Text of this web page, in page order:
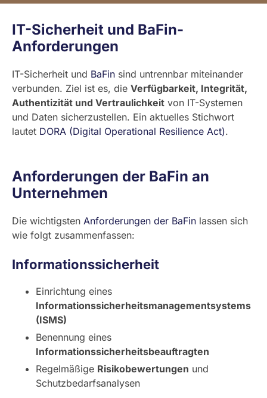
IT-Sicherheit und BaFin-
Anforderungen
IT-Sicherheit und BaFin sind untrennbar miteinander
verbunden. Ziel ist es, die Verfügbarkeit, Integrität,
Authentizität und Vertraulichkeit von IT-Systemen
und Daten sicherzustellen. Ein aktuelles Stichwort
lautet DORA (Digital Operational Resilience Act).
Anforderungen der BaFin an
Unternehmen
Die wichtigsten Anforderungen der BaFin lassen sich
wie folgt zusammenfassen:
Informationssicherheit
Einrichtung eines
Informationssicherheitsmanagementsystems
(ISMS)
Benennung eines
Informationssicherheitsbeauftragten
Regelmäßige Risikobewertungen und
Schutzbedarfsanalysen